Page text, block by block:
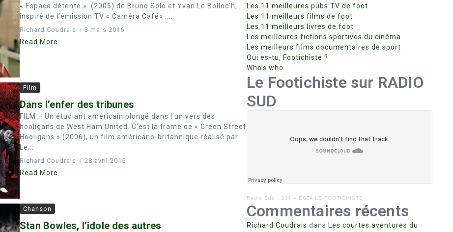
« Espace détente » (2005) de Bruno Solo et Yvan Le Bolloc’h,
inspiré de l’émission TV « Caméra Café« ....
Richard Coudrais 3 mars 2016
Read More
Film
Dans l’enfer des tribunes
FILM – Un étudiant américain plongé dans l’univers des
hooligans de West Ham United. C’est la trame de « Green Street
Hooligans » (2006), un film américano-britannique réalisé par
Le...
Richard Coudrais 28 avril 2015
Read More
Chanson
Stan Bowles, l’idole des autres
Les 11 meilleures pubs TV de foot
Les 11 meilleurs films de foot
Les 11 meilleurs livres de foot
Les meilleures fictions sportives du cinéma
Les meilleurs films documentaires de sport
Qui es-tu, Footichiste ?
Who’s who
Le Footichiste sur RADIO
SUD
Radio Sud · 234 – ESTA LE FOOTICHISTE
Commentaires récents
Richard Coudrais dans Les courtes aventures du